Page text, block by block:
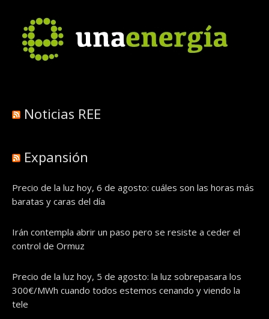
Noticias REE
Expansión
Precio de la luz hoy, 6 de agosto: cuáles son las horas más
baratas y caras del día
Irán contempla abrir un paso pero se resiste a ceder el
control de Ormuz
Precio de la luz hoy, 5 de agosto: la luz sobrepasara los
300€/MWh cuando todos estemos cenando y viendo la
tele